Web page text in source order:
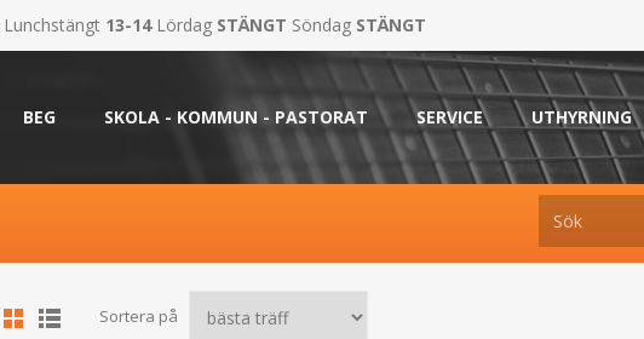
Lunchstängt 13-14 Lördag STÄNGT Söndag STÄNGT
BEG SKOLA - KOMMUN - PASTORAT SERVICE UTHYRNING
Sortera på